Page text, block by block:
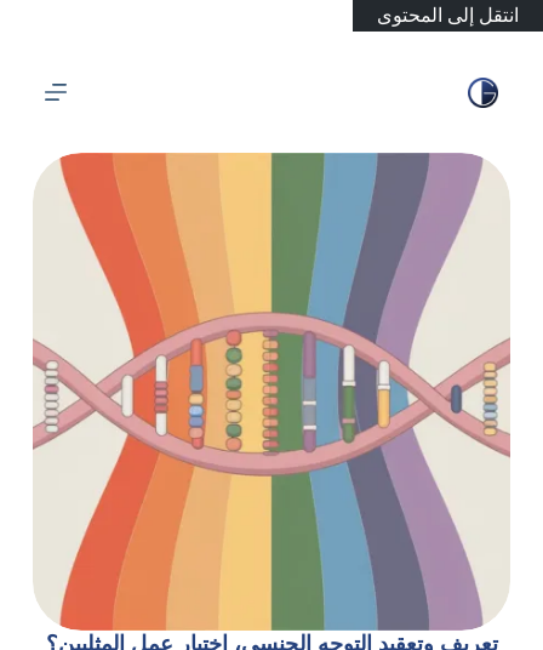
انتقل إلى المحتوى
تعريف وتعقيد التوجه الجنسي، اختبار عمل المثليين؟